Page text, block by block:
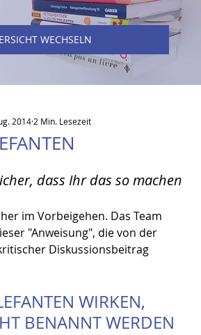
WECHSELN
2014 2 Min. Lesezeit
dass Ihr das so machen
im Vorbeigehen. Das Team
"Anweisung", die von der
Diskussionsbeitrag
WIRKEN,
BENANNT WERDEN